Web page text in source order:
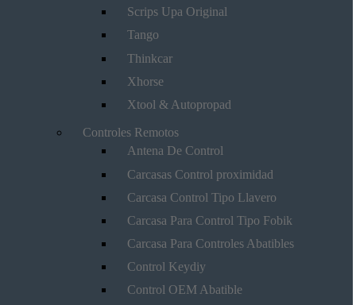
Scrips Upa Original
Tango
Thinkcar
Xhorse
Xtool & Autopropad
Controles Remotos
Antena De Control
Carcasas Control proximidad
Carcasa Control Tipo Llavero
Carcasa Para Control Tipo Fobik
Carcasa Para Controles Abatibles
Control Keydiy
Control OEM Abatible